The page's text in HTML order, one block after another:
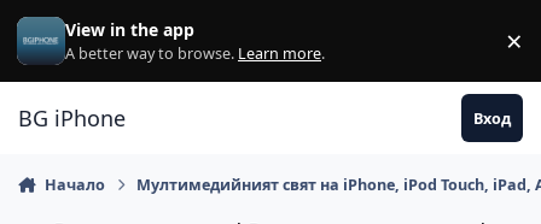
Премини към съдържанието
View in the app
A better way to browse. Learn more. ×
BG iPhone Вход
Начало Мултимедийният свят на iPhone, iPod Touch, iPad,